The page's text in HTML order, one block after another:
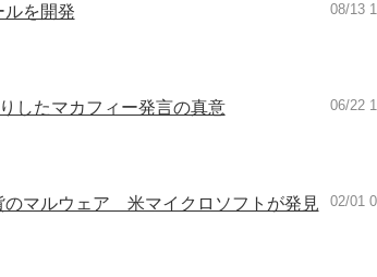
ルを開発 08/13
したマカフィー発言の真意 06/22
のマルウェア 米マイクロソフトが発見 02/01